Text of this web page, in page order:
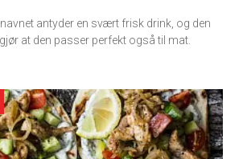
antyder en svært frisk drink, og den
at den passer perfekt også til mat.